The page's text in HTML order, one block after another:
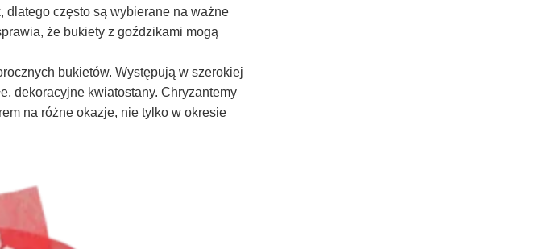
dlatego często są wybierane na ważne
że bukiety z goździkami mogą
bukietów. Występują w szerokiej
dekoracyjne kwiatostany. Chryzantemy
na różne okazje, nie tylko w okresie